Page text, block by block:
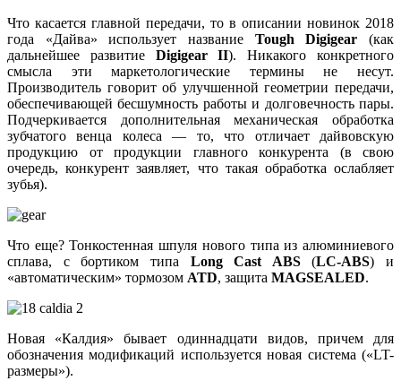
Что касается главной передачи, то в описании новинок 2018
года «Дайва» использует название Tough Digigear (как
дальнейшее развитие Digigear II). Никакого конкретного
смысла эти маркетологические термины не несут.
Производитель говорит об улучшенной геометрии передачи,
обеспечивающей бесшумность работы и долговечность пары.
Подчеркивается дополнительная механическая обработка
зубчатого венца колеса — то, что отличает дайвовскую
продукцию от продукции главного конкурента (в свою
очередь, конкурент заявляет, что такая обработка ослабляет
зубья).
Что еще? Тонкостенная шпуля нового типа из алюминиевого
сплава, с бортиком типа Long Cast ABS(LC-ABS) и
«автоматическим» тормозом ATD, защита MAGSEALED.
Новая «Калдия» бывает одиннадцати видов, причем для
обозначения модификаций используется новая система («LT-
размеры»).